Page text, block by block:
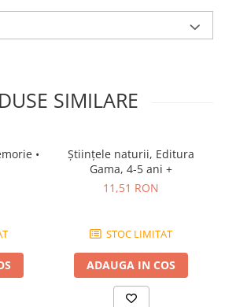
SIMILARE
•
Științele naturii, Editura
Gama, 4-5 ani +
11,51 RON
STOC LIMITAT
ADAUGA IN COS